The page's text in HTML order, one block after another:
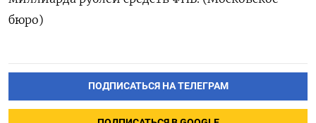
бюро)
ПОДПИСАТЬСЯ НА ТЕЛЕГРАМ